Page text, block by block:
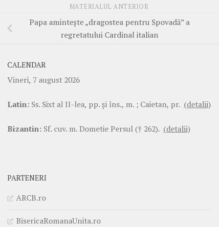
MATERIALUL ANTERIOR
Papa amintește „dragostea pentru Spovadă” a
regretatului Cardinal italian
CALENDAR
Vineri, 7 august 2026
Latin: Ss. Sixt al II-lea, pp. şi îns., m. ; Caietan, pr. (detalii)
Bizantin: Sf. cuv. m. Dometie Persul († 262). (detalii)
PARTENERI
ARCB.ro
BisericaRomanaUnita.ro